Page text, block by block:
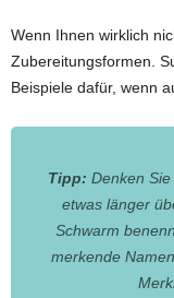
Wenn Ihnen wirklich
Zubereitungsformen.
Beispiele dafür, wenn
Tipp: Denken
etwas länger
Schwarm
merkende